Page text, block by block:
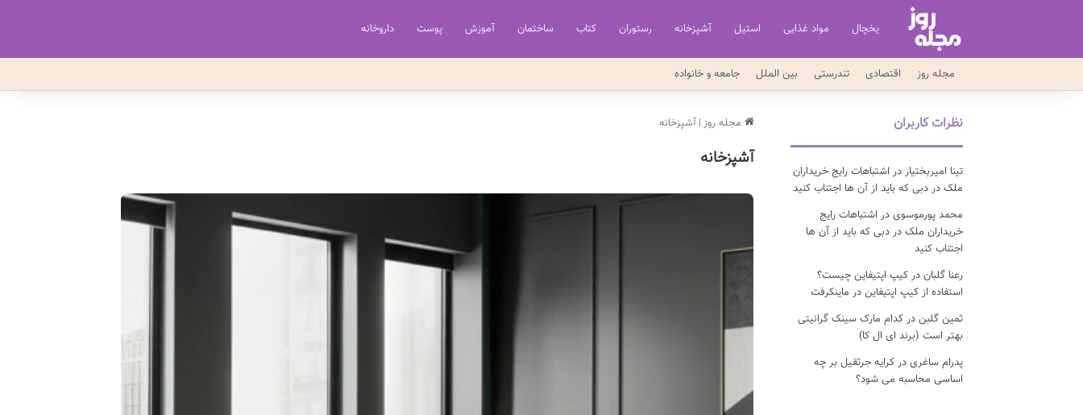
یخچال مواد غذایی استیل آشپزخانه رستوران کتاب ساختمان آموزش پوست داروخانه
مجله روز اقتصادی تندرستی بین الملل جامعه و خانواده
مجله روز | آشپزخانه
آشپزخانه
نظرات کاربران
تینا امیربختیار در اشتباهات رایج خریداران
ملک در دبی که باید از آن ها اجتناب کنید
محمد پورموسوی در اشتباهات رایج
خریداران ملک در دبی که باید از آن ها
اجتناب کنید
رعنا گلبان درکیپ اپتیفاین چیست؟
استفاده از کیپ اپتیفاین در ماینکرفت
ثمین گلبن درکدام مارک سینک گرانیتی
بهتر است (برند ای ال کا)
پدرام ساغری درکرایه جرثقیل بر چه
اساسی محاسبه می شود؟